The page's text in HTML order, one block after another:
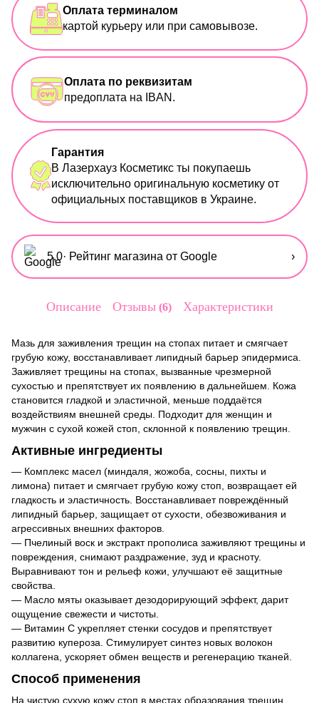
Оплата терминалом
картой курьеру или при самовывозе.
Оплата по реквизитам
предоплата на IBAN.
Гарантия
В Лазерхауз Косметикс ты покупаешь
исключительно оригинальную косметику от
официальных поставщиков в Украине.
5,0· Рейтинг магазина от Google ›
Описание Отзывы 6 Характеристики
Мазь для заживления трещин на стопах питает и смягчает
грубую кожу, восстанавливает липидный барьер эпидермиса.
Заживляет трещины на стопах, вызванные чрезмерной
сухостью и препятствует их появлению в дальнейшем. Кожа
становится гладкой и эластичной, меньше поддаётся
воздействиям внешней среды. Подходит для женщин и
мужчин с сухой кожей стоп, склонной к появлению трещин.
Активные ингредиенты
— Комплекс масел (миндаля, жожоба, сосны, пихты и
лимона) питает и смягчает грубую кожу стоп, возвращает ей
гладкость и эластичность. Восстанавливает повреждённый
липидный барьер, защищает от сухости, обезвоживания и
агрессивных внешних факторов.
— Пчелиный воск и экстракт прополиса заживляют трещины и
повреждения, снимают раздражение, зуд и красноту.
Выравнивают тон и рельеф кожи, улучшают её защитные
свойства.
— Масло мяты оказывает дезодорирующий эффект, дарит
ощущение свежести и чистоты.
— Витамин C укрепляет стенки сосудов и препятствует
развитию купероза. Стимулирует синтез новых волокон
коллагена, ускоряет обмен веществ и регенерацию тканей.
Способ применения
На чистую сухую кожу стоп в местах образования трещин